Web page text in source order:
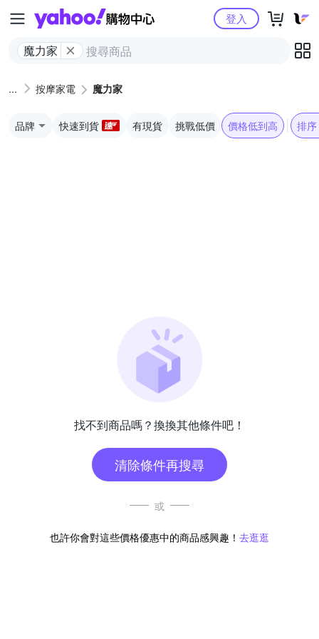
Yahoo購物中心
魔力家
登入
按摩家電 魔力家
品牌 快速到貨 有現貨 挑戰低價 價格低到高 排序
找不到商品嗎？換換其他條件吧！
清除條件再搜尋
或
也許你會對這些價格優惠中的商品感興趣！ 去逛逛